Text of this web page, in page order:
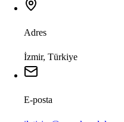
Adres
İzmir, Türkiye
E-posta